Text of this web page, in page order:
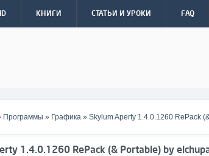
КНИГИ СТАТЬИ И УРОКИ FAQ
Программы » Графика» Skylum Aperty 1.4.0.1260 RePack
1.4.0.1260 RePack (& Portable) by